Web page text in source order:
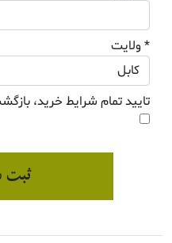
* ولایت
تایید تمام شرایط خرید،
ثبت